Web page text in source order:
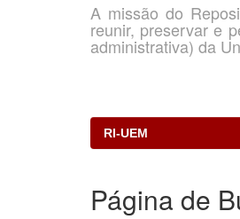
A missão do
reunir, preservar e
administrativa) da
RI-UEM
Página de